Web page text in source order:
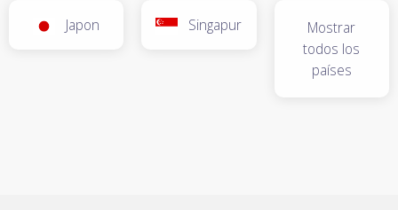
Japon Singapur
Mostrar
todos los
países